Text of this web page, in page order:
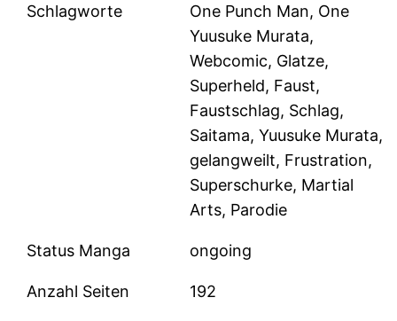
Schlagworte
One Punch Man, One
Yuusuke Murata,
Webcomic, Glatze,
Superheld, Faust,
Faustschlag, Schlag,
Saitama, Yuusuke Murata,
gelangweilt, Frustration,
Superschurke, Martial
Arts, Parodie
Status Manga ongoing
Anzahl Seiten 192